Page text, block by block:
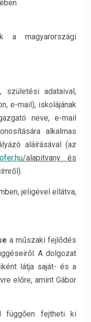
a magyarországi
születési adataival,
e-mail), iskolájának
neve, e-mail
alkalmas
aláírásával (az
/alapitvany és
jeligével ellátva,
a műszaki fejlődés
A dolgozat
látja saját- és a
előre, amint Gábor
függően fejtheti ki